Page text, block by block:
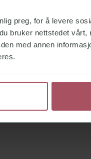
preg, for å levere
bruker nettstedet vårt,
med annen